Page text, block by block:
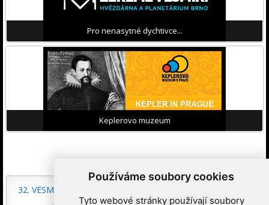
Používáme soubory cookies
Tyto webové stránky používají soubory
Pro nenasytné dychtivce...
Keplerovo muzeum
32. VESMÍRNÝ TÝDEN 2026